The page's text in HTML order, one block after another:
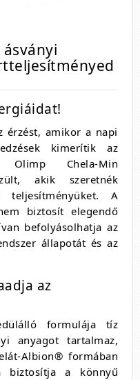
érzést, amikor a napi
kimerítik az
Olimp Chela-Min
akik szeretnék
teljesítményüket. A
biztosít elegendő
befolyásolhatja az
állapotát és az
az
formulája tíz
anyagot tartalmaz,
Albion® formában
biztosítja a könnyű